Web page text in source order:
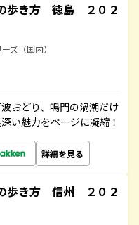
歩き方 徳島 ２０２
ズ（国内）
おどり、鳴門の渦潮だけ
い魅力をページに凝縮！
詳細を見る
歩き方 信州 ２０２